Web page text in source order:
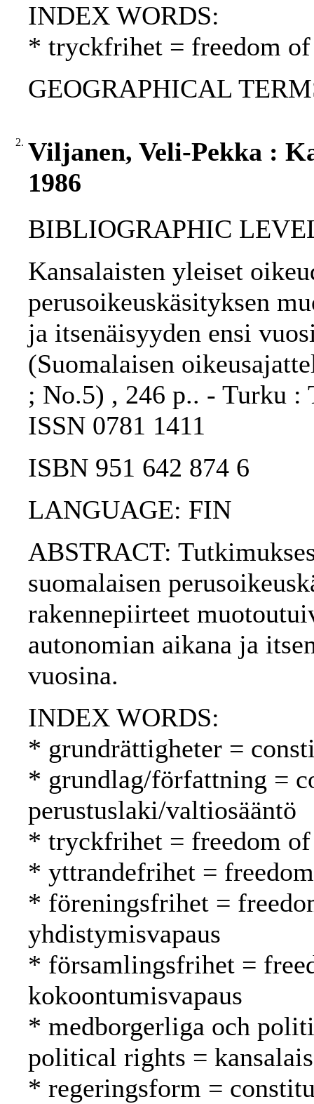
INDEX WORDS:
* tryckfrihet = freedom of
GEOGRAPHICAL
2. Viljanen, Veli-Pekka :
1986
BIBLIOGRAPHIC
Kansalaisten yleiset
perusoikeuskäsityksen
ja itsenäisyyden ensi
(Suomalaisen
; No.5) , 246 p.. - Turku
ISSN 0781 1411
ISBN 951 642 874 6
LANGUAGE: FIN
ABSTRACT:
suomalaisen
rakennepiirteet
autonomian aikana ja
vuosina.
INDEX WORDS:
* grundrättigheter =
* grundlag/författning =
perustuslaki/valtiosääntö
* tryckfrihet = freedom of
* yttrandefrihet =
* föreningsfrihet =
yhdistymisvapaus
* församlingsfrihet =
kokoontumisvapaus
* medborgerliga och
political rights =
* regeringsform =